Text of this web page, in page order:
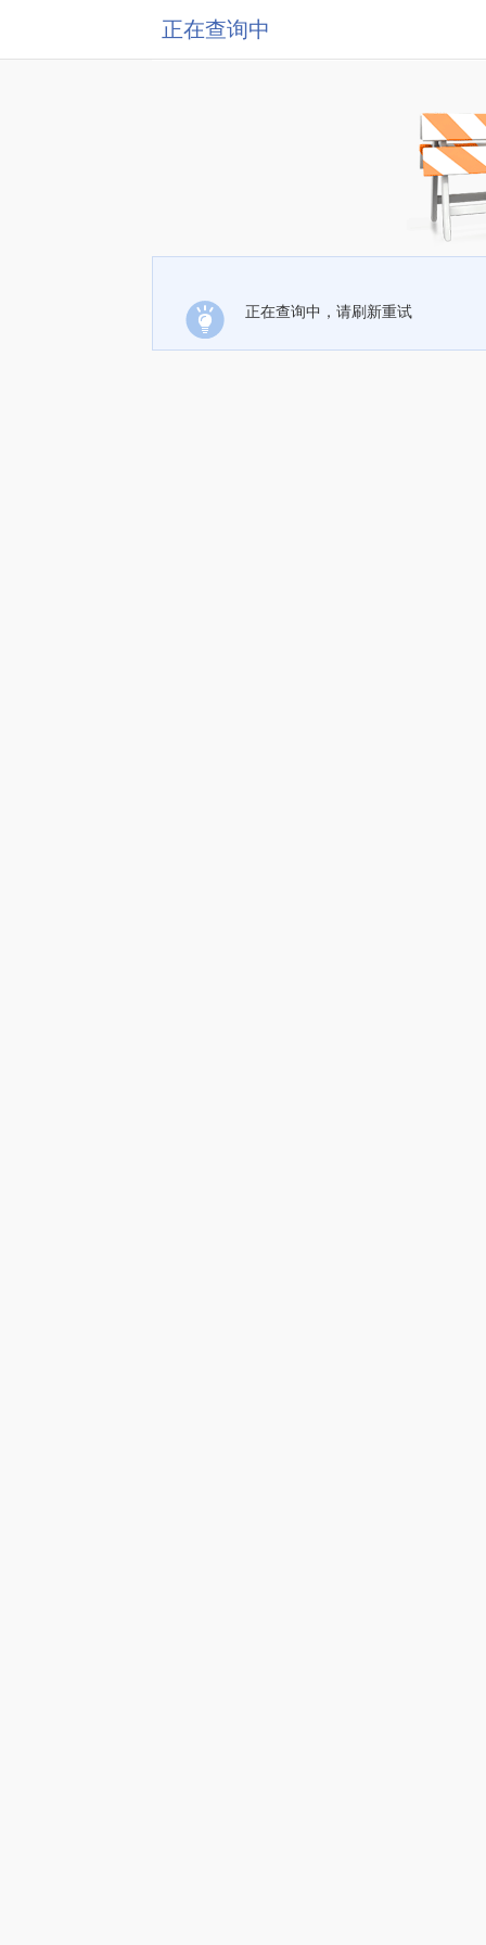
正在查询中
正在查询中，请刷新重试